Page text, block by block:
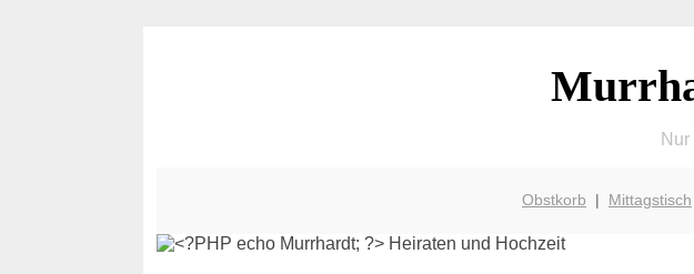
Obstkorb | Mittagstisch